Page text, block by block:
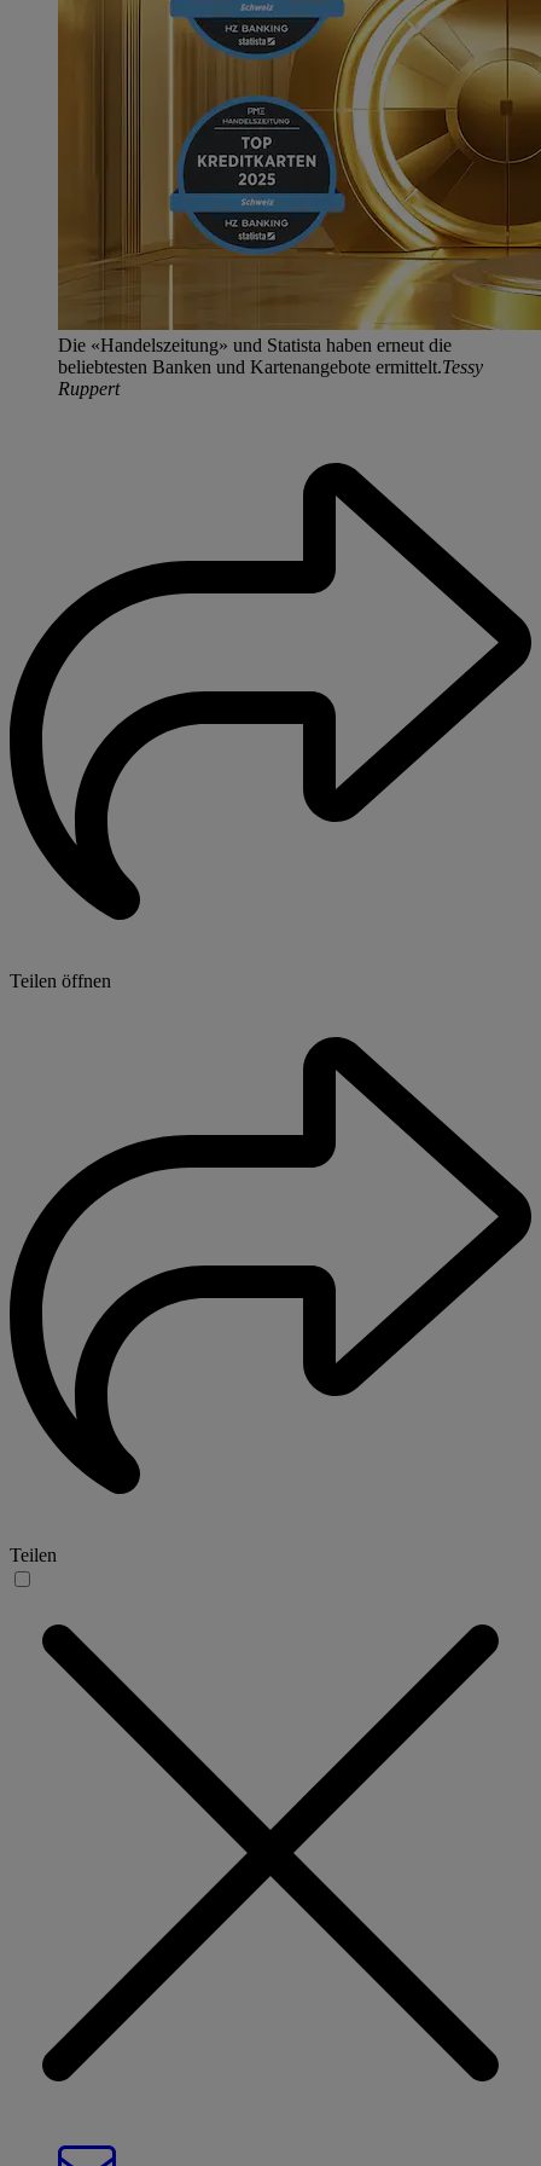
Die «Handelszeitung» und Statista haben erneut die
beliebtesten Banken und Kartenangebote ermittelt.Tessy
Ruppert
Teilen öffnen
Teilen